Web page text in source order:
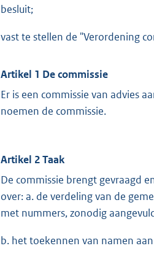
besluit;
vast te stellen de "Verordening
Artikel 1 De commissie
Er is een commissie van advies
noemen de commissie.
Artikel 2 Taak
De commissie brengt gevraagd
over: a. de verdeling van de
met nummers, zonodig
b. het toekennen van namen